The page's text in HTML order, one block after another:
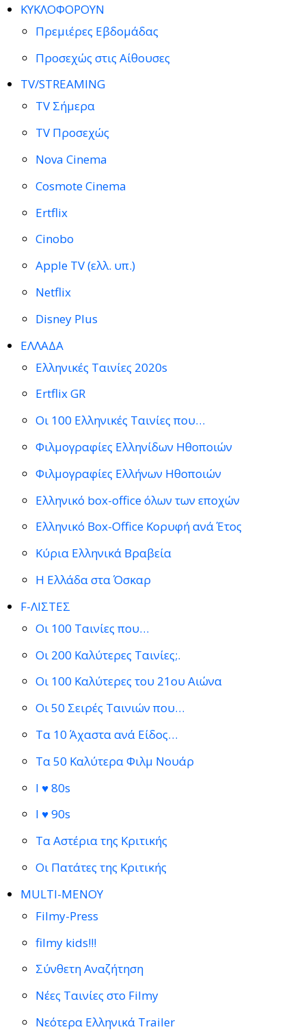
ΚΥΚΛΟΦΟΡΟΥΝ
Πρεμιέρες Εβδομάδας
Προσεχώς στις Αίθουσες
TV/STREAMING
TV Σήμερα
TV Προσεχώς
Nova Cinema
Cosmote Cinema
Ertflix
Cinobo
Apple TV (ελλ. υπ.)
Netflix
Disney Plus
ΕΛΛΑΔΑ
Ελληνικές Ταινίες 2020s
Ertflix GR
Οι 100 Ελληνικές Ταινίες που…
Φιλμογραφίες Ελληνίδων Ηθοποιών
Φιλμογραφίες Ελλήνων Ηθοποιών
Ελληνικό box-office όλων των εποχών
Ελληνικό Box-Office Κορυφή ανά Έτος
Κύρια Ελληνικά Βραβεία
Η Ελλάδα στα Όσκαρ
F-ΛΙΣΤΕΣ
Οι 100 Ταινίες που…
Οι 200 Καλύτερες Ταινίες;.
Οι 100 Καλύτερες του 21ου Αιώνα
Οι 50 Σειρές Ταινιών που…
Τα 10 Άχαστα ανά Είδος…
Τα 50 Καλύτερα Φιλμ Νουάρ
I ♥ 80s
I ♥ 90s
Τα Αστέρια της Κριτικής
Οι Πατάτες της Κριτικής
MULTI-ΜΕΝΟΥ
Filmy-Press
filmy kids!!!
Σύνθετη Αναζήτηση
Νέες Ταινίες στο Filmy
Νεότερα Ελληνικά Trailer